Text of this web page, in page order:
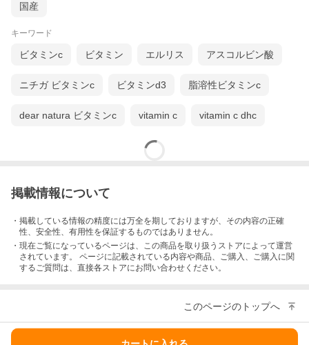
国産
キーワード
ビタミンc ビタミン エルリス アスコルビン酸
ニチガ ビタミンc ビタミンd3 脂溶性ビタミンc
dear natura ビタミンc vitamin c vitamin c dhc
掲載情報について
・掲載している情報の精度には万全を期しておりますが、その内容の正確
性、安全性、有用性を保証するものではありません。
・現在ご覧になっているページは、この商品を取り扱うストアによって運営
されています。 ページに記載されている内容や商品、ご購入 、ご購入に関
するご質問は、直接各ストアにお問い合わせください。
このページのトップへ